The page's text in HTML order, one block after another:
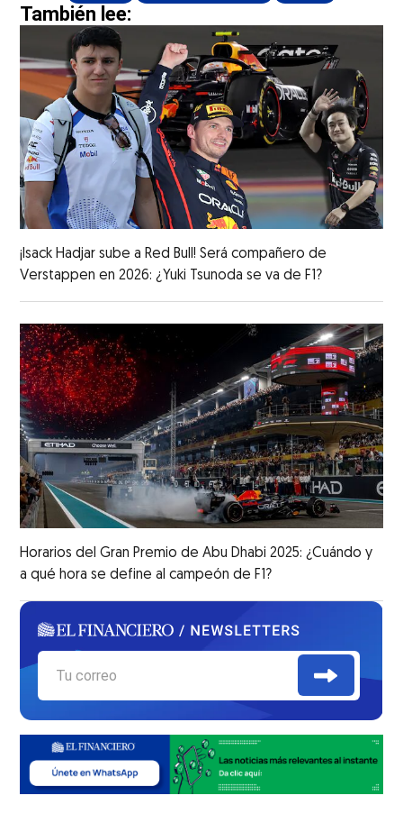
También lee:
¡Isack Hadjar sube a Red Bull! Será compañero de
Verstappen en 2026: ¿Yuki Tsunoda se va de F1?
Horarios del Gran Premio de Abu Dhabi 2025: ¿Cuándo y
a qué hora se define al campeón de F1?